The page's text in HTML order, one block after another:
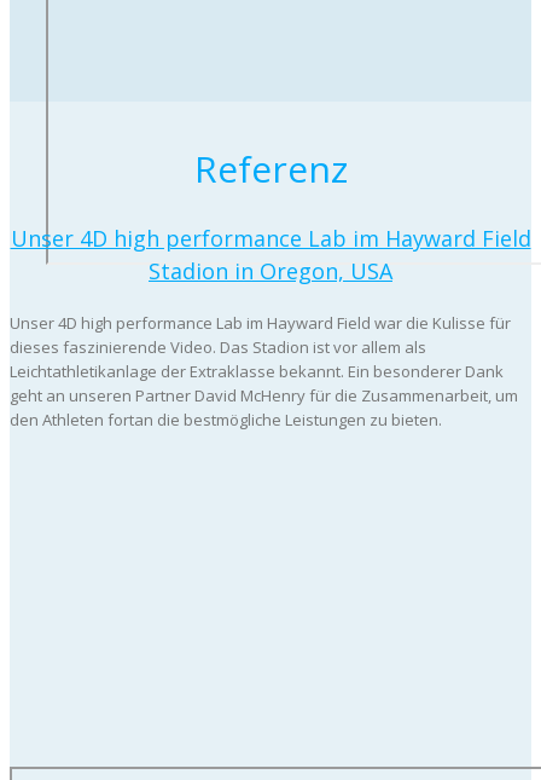
Referenz
Unser 4D high performance Lab im Hayward Field
Stadion in Oregon, USA
Unser 4D high performance Lab im Hayward Field war die Kulisse für
dieses faszinierende Video. Das Stadion ist vor allem als
Leichtathletikanlage der Extraklasse bekannt. Ein besonderer Dank
geht an unseren Partner David McHenry für die Zusammenarbeit, um
den Athleten fortan die bestmögliche Leistungen zu bieten.